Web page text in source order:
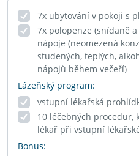
7x ubytování v pokoji s
7x polopenze (snídaně
nápoje (neomezená
studených, teplých,
nápojů během večeří)
Lázeňský program:
vstupní lékařská
10 léčebných
lékař při vstupní
Bonus: